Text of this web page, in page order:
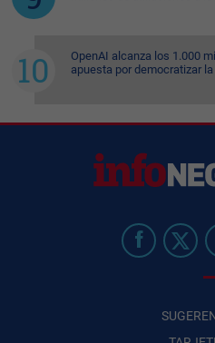
OpenAI alcanza los 1.000
apuesta por democratizar